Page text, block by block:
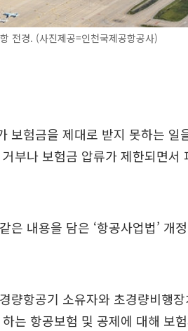
전경. (사진제공=인천국제공항공사)
보험금을 제대로 받지 못하는
부나 보험금 압류가 제한되면
은 내용을 담은 ‘항공사업법’ 개
량항공기 소유자와 초경량비행
는 항공보험 및 공제에 대해 보